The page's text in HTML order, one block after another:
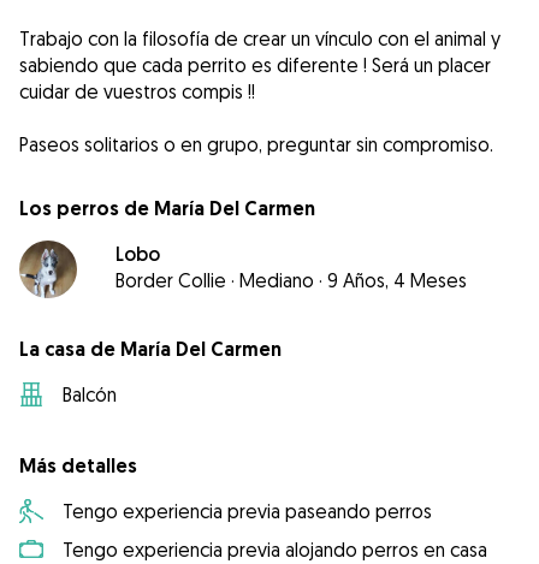
Trabajo con la filosofía de crear un vínculo con el animal y
sabiendo que cada perrito es diferente ! Será un placer
cuidar de vuestros compis !!
Paseos solitarios o en grupo, preguntar sin compromiso.
Los perros de María Del Carmen
Lobo
Border Collie · Mediano · 9 Años, 4 Meses
La casa de María Del Carmen
Balcón
Más detalles
Tengo experiencia previa paseando perros
Tengo experiencia previa alojando perros en casa